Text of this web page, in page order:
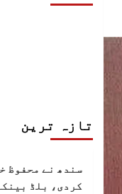
تازہ ترین
سندھ نے محفوظ
کردی، بلڈ